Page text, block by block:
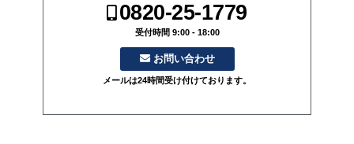
0820-25-1779
受付時間 9:00 - 18:00
お問い合わせ
メールは24時間受け付けております。